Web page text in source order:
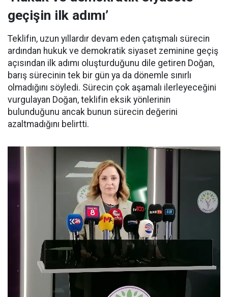
geçişin ilk adımı’
Teklifin, uzun yıllardır devam eden çatışmalı sürecin
ardından hukuk ve demokratik siyaset zeminine geçiş
açısından ilk adımı oluşturduğunu dile getiren Doğan,
barış sürecinin tek bir gün ya da dönemle sınırlı
olmadığını söyledi. Sürecin çok aşamalı ilerleyeceğini
vurgulayan Doğan, teklifin eksik yönlerinin
bulunduğunu ancak bunun sürecin değerini
azaltmadığını belirtti.